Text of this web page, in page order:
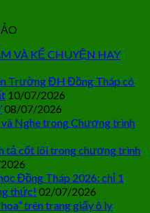
VÀ KỂ CHUYỆN HAY
Trường ĐH Đồng Tháp có
10/07/2026
08/07/2026
Nghe trong Chương trình
tả cốt lõi trong chương trình
Đồng Tháp 2026: chỉ 1
thức! 02/07/2026
trên trang giấy ô ly